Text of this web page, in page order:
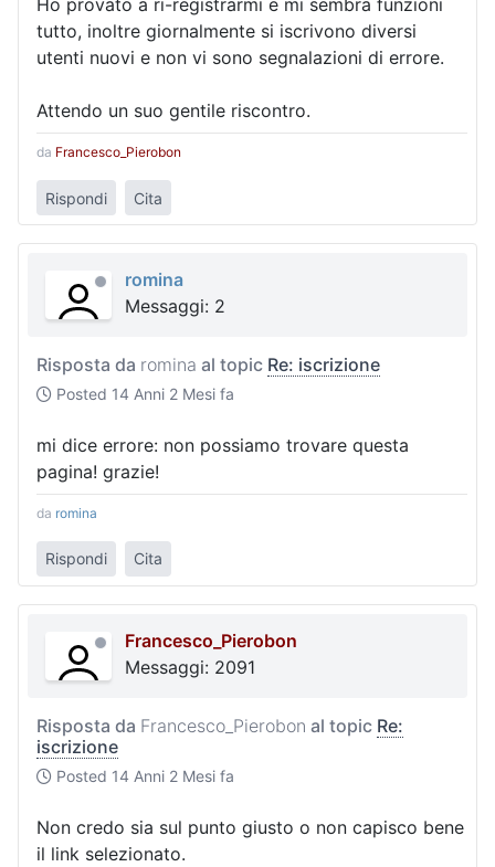
Ho provato a ri-registrarmi e mi sembra funzioni
tutto, inoltre giornalmente si iscrivono diversi
utenti nuovi e non vi sono segnalazioni di errore.
Attendo un suo gentile riscontro.
da Francesco_Pierobon
Rispondi Cita
romina
Messaggi: 2
Risposta da romina al topic Re: iscrizione
Posted 14 Anni 2 Mesi fa
mi dice errore: non possiamo trovare questa
pagina! grazie!
da romina
Rispondi Cita
Francesco_Pierobon
Messaggi: 2091
Risposta da Francesco_Pierobon al topic Re:
iscrizione
Posted 14 Anni 2 Mesi fa
Non credo sia sul punto giusto o non capisco bene
il link selezionato.